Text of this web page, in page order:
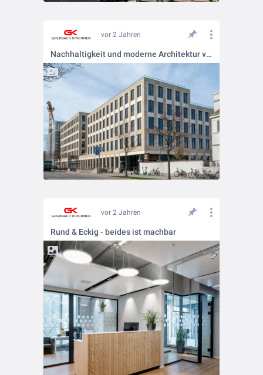
vor 2 Jahren
Nachhaltigkeit und moderne Architektur vereint
vor 2 Jahren
Rund & Eckig - beides ist machbar